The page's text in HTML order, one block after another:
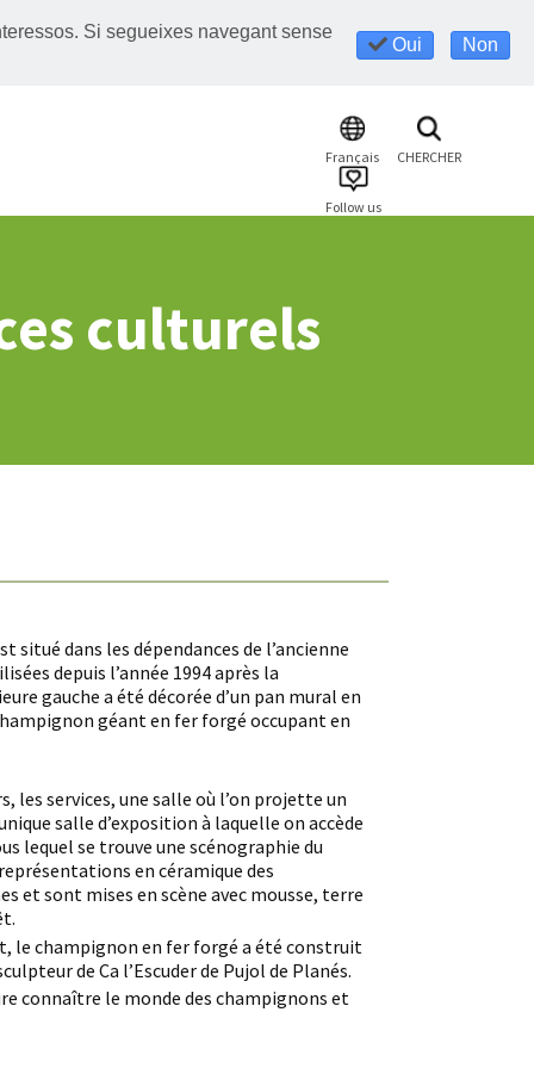
Oui Non
Si segueixes navegant sense
Français CHERCHER
Follow us
culturels
situé dans les dépendances de l’ancienne
depuis l’année 1994 après la
gauche a été décorée d’un pan mural en
géant en fer forgé occupant en
les services, une salle où l’on projette un
salle d’exposition à laquelle on accède
lequel se trouve une scénographie du
en céramique des
et sont mises en scène avec mousse, terre
le champignon en fer forgé a été construit
de Ca l’Escuder de Pujol de Planés.
connaître le monde des champignons et